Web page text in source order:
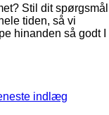
Stil dit spørgsmål
tiden, så vi
hinanden så godt I
indlæg